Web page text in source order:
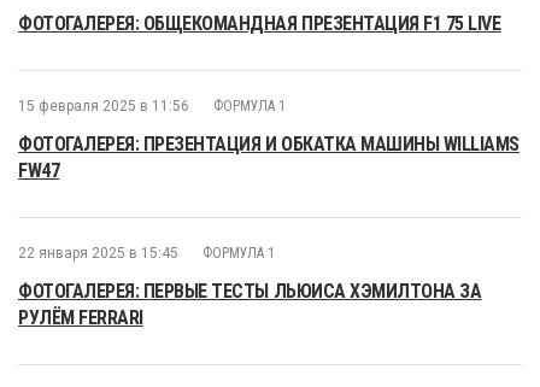
ФОТОГАЛЕРЕЯ: ОБЩЕКОМАНДНАЯ ПРЕЗЕНТАЦИЯ F1 75 LIVE
15 февраля 2025 в 11:56 ФОРМУЛА 1
ФОТОГАЛЕРЕЯ: ПРЕЗЕНТАЦИЯ И ОБКАТКА МАШИНЫ WILLIAMS
FW47
22 января 2025 в 15:45 ФОРМУЛА 1
ФОТОГАЛЕРЕЯ: ПЕРВЫЕ ТЕСТЫ ЛЬЮИСА ХЭМИЛТОНА ЗА
РУЛЁМ FERRARI